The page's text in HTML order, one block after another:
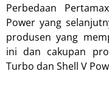
Perbedaan
Power yang
produsen yang
ini dan cakupan
Turbo dan Shell V